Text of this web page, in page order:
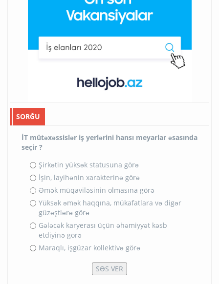
SORĞU
İT mütəxəssislər iş yerlərini hansı meyarlar əsasında
seçir ?
Şirkətin yüksək statusuna görə
İşin, layihənin xarakterinə görə
Əmək müqaviləsinin olmasına görə
Yüksək əmək haqqına, mükafatlara və digər
güzəştlərə görə
Gələcək karyerası üçün əhəmiyyət kəsb
etdiyinə görə
Maraqlı, işgüzar kollektivə görə